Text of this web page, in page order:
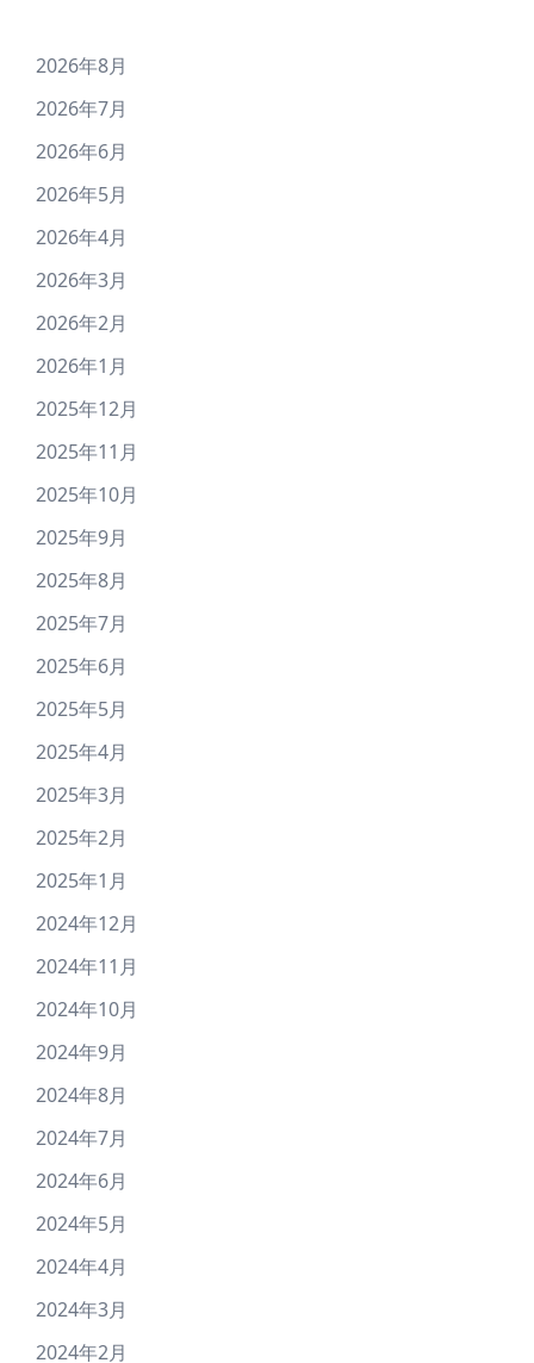
2026年8月
2026年7月
2026年6月
2026年5月
2026年4月
2026年3月
2026年2月
2026年1月
2025年12月
2025年11月
2025年10月
2025年9月
2025年8月
2025年7月
2025年6月
2025年5月
2025年4月
2025年3月
2025年2月
2025年1月
2024年12月
2024年11月
2024年10月
2024年9月
2024年8月
2024年7月
2024年6月
2024年5月
2024年4月
2024年3月
2024年2月